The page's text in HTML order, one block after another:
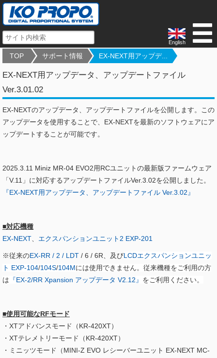
English
TOP サポート情報 EX-NEXT用アップデ...
EX-NEXT用アップデータ、アップデートファイル
Ver.3.01.02
EX-NEXTのアップデータ、アップデートファイルを公開します。この
アップデータを使用することで、EX-NEXTを最新のソフトウェアにア
ップデートすることが可能です。
2025.3.11 Miniz MR-04 EVO2用RCユニットの最新版ファームウェア
「V.11」に対応するアップデートファイルVer.3.02を公開しました。
『EX-NEXT用アップデータ、アップデートファイル Ver.3.02』
■対応機種
EX-NEXT
エクスパンションユニット2 EXP-201
※従来のEX-RR / 2 / LDT / 6 / 6R、及びLCDエクスパンションユニッ
ト EXP-104/104S/104Mには使用できません。従来機種をご利用の方
は 『EX-2/RR Xpansion アップデータ V2.12​ 』 をご利用ください。
■使用可能なRFモード
・XTアドバンスモード（KR-420XT）
・XTテレメトリーモード（KR-420XT）
・ミニッツモード（MINI-Z EVO レシーバーユニット EX-NEXT MC-